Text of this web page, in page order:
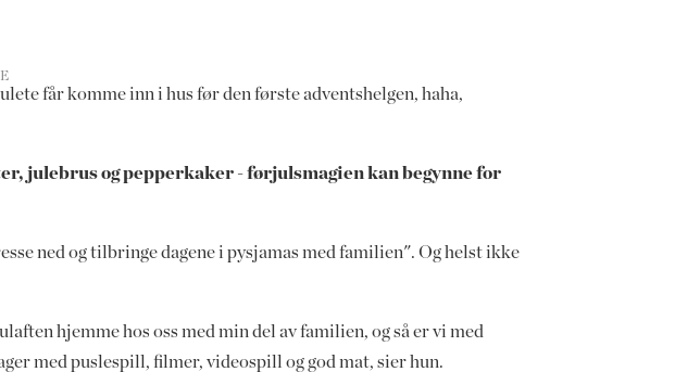
får komme inn i hus før den første adventshelgen, haha,
julebrus og pepperkaker - førjulsmagien kan begynne for
ned og tilbringe dagene i pysjamas med familien". Og helst ikke
hjemme hos oss med min del av familien, og så er vi med
med puslespill, filmer, videospill og god mat, sier hun.